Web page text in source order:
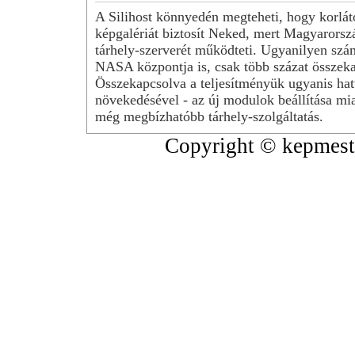
A Silihost könnyedén megteheti, hogy
képgalériát biztosít Neked, mert
tárhely-szerverét működteti. Ugyanilyen
NASA központja is, csak több százat
Összekapcsolva a teljesítményük ugyanis
növekedésével - az új modulok beállítása
még megbízhatóbb tárhely-szolgáltatás.
Copyright ©